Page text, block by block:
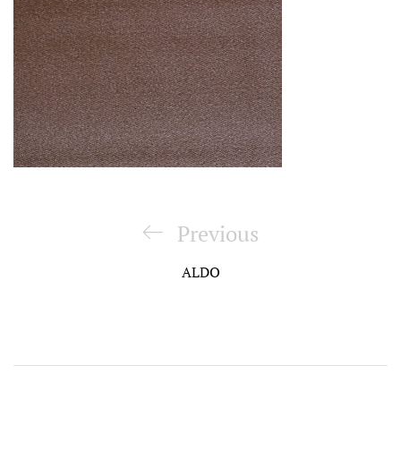
Previous
Previous
ALDO